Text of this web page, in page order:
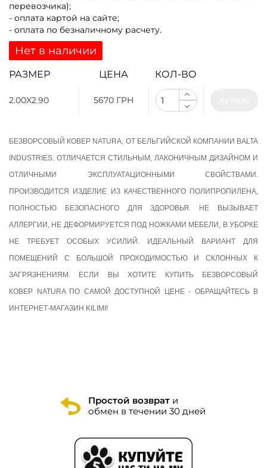
перевозчика);
- оплата картой на сайте;
- оплата по безналичному расчету.
Нет в наличии
РАЗМЕР ЦЕНА КОЛ-ВО
2.00X2.90 5670 ГРН
БЕЗВОРСОВЫЙ КОВЕР NATURA, ОТ БЕЛЬГИЙСКОЙ КОМПАНИИ BALTA
INDUSTRIES. ОТЛИЧАЕТСЯ СТИЛЬНЫМ, ЛАКОНИЧНЫМ ДИЗАЙНОМ И
ОТЛИЧНЫМИ ЭКСПЛУАТАЦИОННЫМИ СВОЙСТВАМИ.
ПРОИЗВОДИТСЯ ИЗДЕЛИЕ ИЗ КАЧЕСТВЕННОГО ПОЛИПРОПИЛЕНА,
ПОЛНОСТЬЮ БЕЗОПАСНОГО ДЛЯ ЗДОРОВЬЯ. НЕ ВЫЗЫВАЕТ
АЛЛЕРГИИ, НЕ ДЕФОРМИРУЕТСЯ ПОД НОЖКАМИ МЕБЕЛИ, В УБОРКЕ
НЕ ТРЕБУЕТ ОСОБЫХ УСИЛИЙ. ИДЕАЛЬНЫЙ ВАРИАНТ ДЛЯ
ПОМЕЩЕНИЙ С БОЛЬШОЙ ПРОХОДИМОСТЬЮ И СКЛОННЫХ К
ЗАГРЯЗНЕНИЯМ. ЕСЛИ ВЫ ХОТИТЕ КУПИТЬ БЕЗВОРСОВЫЙ
КОВЕР
NATURA ПО САМОЙ ДОСТУПНОЙ ЦЕНЕ - ОБРАЩАЙТЕСЬ В
ИНТЕРНЕТ-МАГАЗИН KILIMI!
Простой возврати
обмен в течении 30 дней